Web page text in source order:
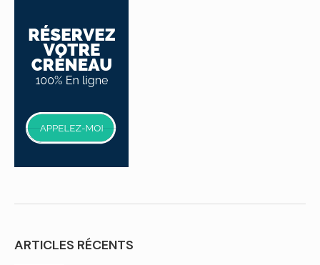
ARTICLES RÉCENTS